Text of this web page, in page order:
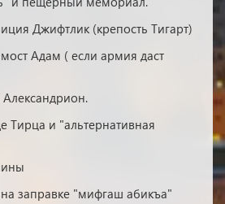
Джифтлик (крепость Тигарт)
Адам ( если армия даст
Тирца и "альтернативная
заправке "мифгаш абикъа"